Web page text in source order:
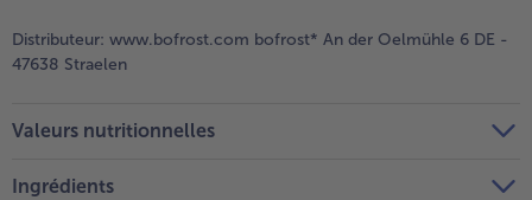
Distributeur: www.bofrost.com bofrost* An der Oelmühle 6 DE -
47638 Straelen
Valeurs nutritionnelles
Ingrédients